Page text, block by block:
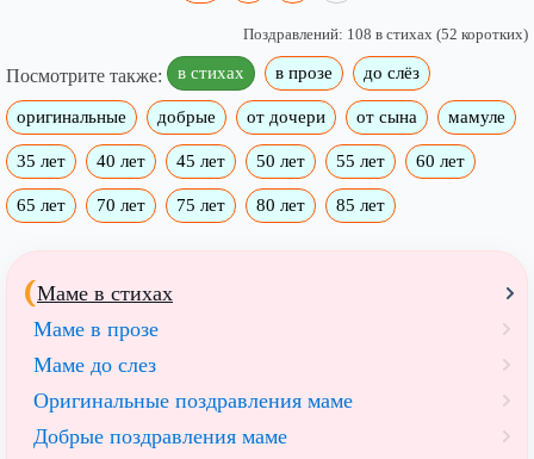
Поздравлений: 108 в стихах (52 коротких)
Посмотрите также: в стихах в прозе до слёз
оригинальные добрые от дочери от сына мамуле
35 лет 40 лет 45 лет 50 лет 55 лет 60 лет
65 лет 70 лет 75 лет 80 лет 85 лет
Маме в стихах
Маме в прозе
Маме до слез
Оригинальные поздравления маме
Добрые поздравления маме